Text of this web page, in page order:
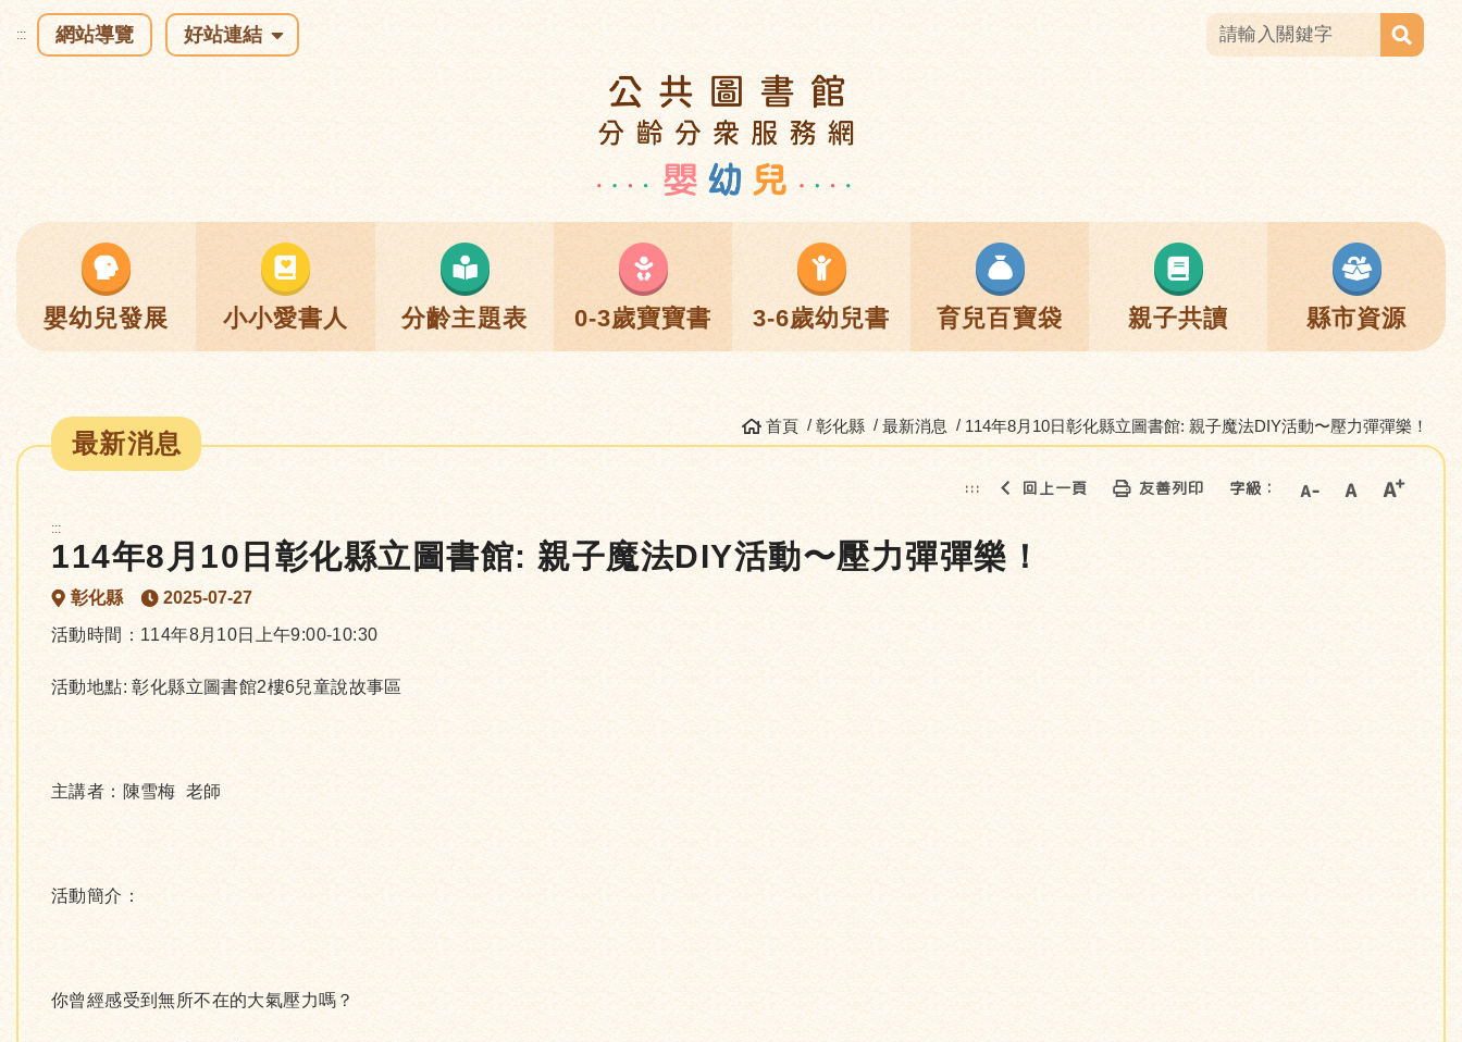
::: 網站導覽 好站連結
嬰幼兒發展 小小愛書人 分齡主題表 0-3歲寶寶書 3-6歲幼兒書 育兒百寶袋 親子共讀 縣市資源
首頁 彰化縣 最新消息 114年8月10日彰化縣立圖書館: 親子魔法DIY活動〜壓力彈彈樂！
最新消息
::: 回上一頁 友善列印 字級：
:::
114年8月10日彰化縣立圖書館: 親子魔法DIY活動〜壓力彈彈樂！
彰化縣
2025-07-27
活動時間：114年8月10日上午9:00-10:30
活動地點: 彰化縣立圖書館2樓6兒童說故事區
主講者：陳雪梅 老師
活動簡介：
你曾經感受到無所不在的大氣壓力嗎？